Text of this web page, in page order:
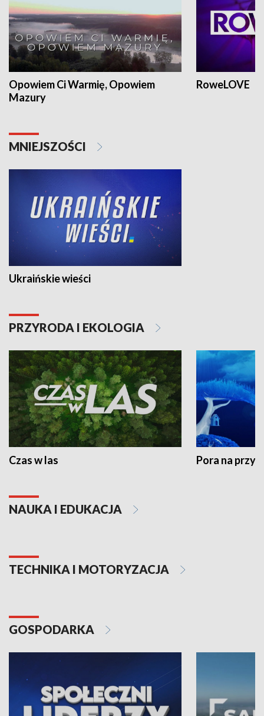
Opowiem Ci Warmię, Opowiem
Mazury
RoweLOVE
MNIEJSZOŚCI
Ukraińskie wieści
PRZYRODA I EKOLOGIA
Czas w las Pora na
NAUKA I EDUKACJA
TECHNIKA I MOTORYZACJA
GOSPODARKA